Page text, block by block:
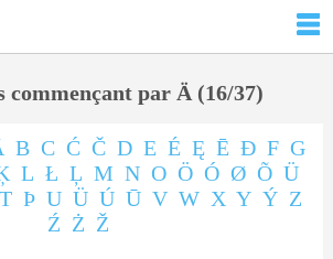
commençant par Ä (16/37)
B C Ć Č D E É Ę Ē Ð F G
L Ł Ļ M N O Ö Ó Ø Õ Ü
T Þ U Ü Ú Ū V W X Y Ý Z
Ź Ż Ž